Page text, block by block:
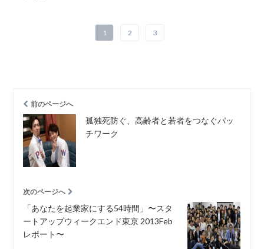
1 2 3
前のページへ
孤独死防ぐ、高齢者と若者をつなぐパッ
チワーク
次のページへ
「あなたを起業家にする54時間」〜スタ
ートアップウィークエンド東京 2013Feb
レポート〜